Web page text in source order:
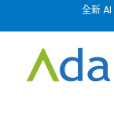
全新